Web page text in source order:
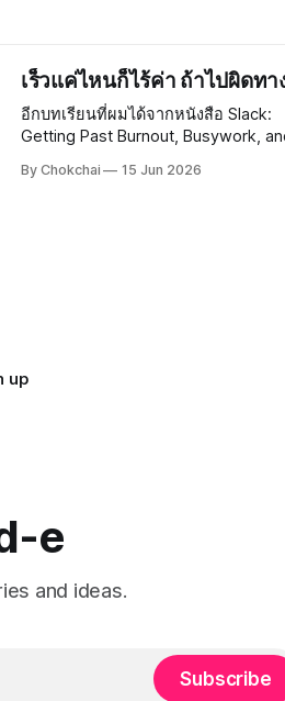
เร็วแค่ไหนก็ไร้ค่า ถ้าไปผิดทา
อีกบทเรียนที่ผมได้จากหนังสือ Slack:
Getting Past Burnout, Busywork,
DeMarco คือ ทำไมองค์กรใหญ่ ๆ ถึงยึ
By Chokchai 15 Jun 2026
up
e
and ideas.
Subscribe